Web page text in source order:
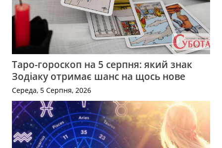
Таро-гороскоп на 5 серпня: який знак
Зодіаку отримає шанс на щось нове
Середа, 5 Серпня, 2026